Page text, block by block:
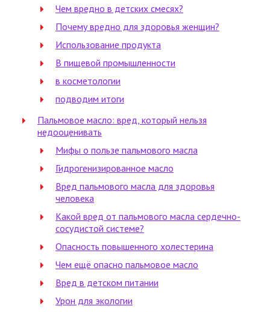
Чем вредно в детских смесях?
Почему вредно для здоровья женщин?
Использование продукта
В пищевой промышленности
в косметологии
подводим итоги
Пальмовое масло: вред, который нельзя
недооценивать
Мифы о пользе пальмового масла
Гидрогенизированное масло
Вред пальмового масла для здоровья
человека
Какой вред от пальмового масла сердечно-
сосудистой системе?
Опасность повышенного холестерина
Чем ещё опасно пальмовое масло
Вред в детском питании
Урон для экологии